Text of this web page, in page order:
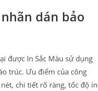
dán bảo
được In Sắc Màu sử dụng
trúc. Ưu điểm của công
chi tiết rõ ràng, tốc độ in